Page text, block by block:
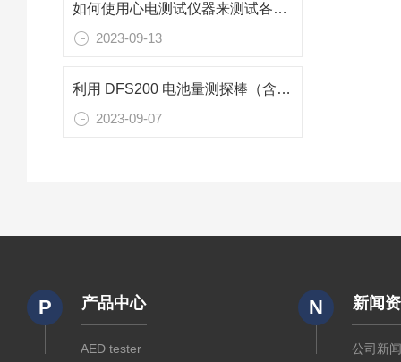
如何使用心电测试仪器来测试各类心电图机中的基本性能
2023-09-13
利用 DFS200 电池量测探棒（含负载）测试 AED 电池电量
2023-09-07
P 产品中心
AED tester
N 新闻
公司新